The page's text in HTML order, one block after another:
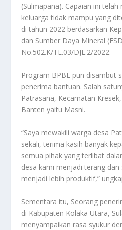
(Sulmapana). Capaian ini
keluarga tidak mampu yang
di tahun 2022 berdasarkan
dan Sumber Daya Mineral
No.502.K/TL.03/DJL.2/2022.
Program BPBL pun disambut
penerima bantuan. Salah
Patrasana, Kecamatan
Banten yaitu Masni.
“Saya mewakili warga desa
sekali, terima kasih banyak
semua pihak yang terlibat
desa kami menjadi terang
menjadi lebih produktif,”
Sementara itu, Seorang
di Kabupaten Kolaka Utara,
menyampaikan rasa syukur